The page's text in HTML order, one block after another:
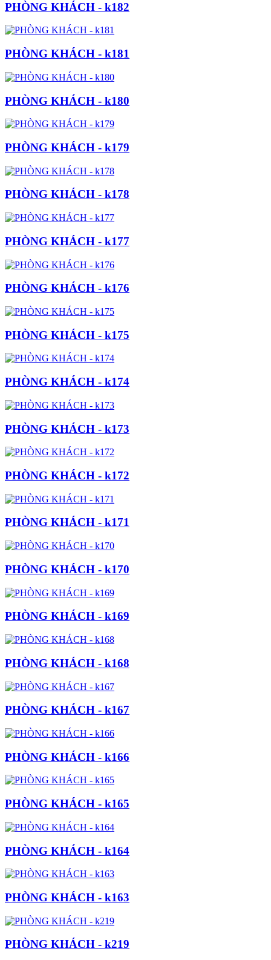
PHÒNG KHÁCH - k182
PHÒNG KHÁCH - k181
PHÒNG KHÁCH - k180
PHÒNG KHÁCH - k179
PHÒNG KHÁCH - k178
PHÒNG KHÁCH - k177
PHÒNG KHÁCH - k176
PHÒNG KHÁCH - k175
PHÒNG KHÁCH - k174
PHÒNG KHÁCH - k173
PHÒNG KHÁCH - k172
PHÒNG KHÁCH - k171
PHÒNG KHÁCH - k170
PHÒNG KHÁCH - k169
PHÒNG KHÁCH - k168
PHÒNG KHÁCH - k167
PHÒNG KHÁCH - k166
PHÒNG KHÁCH - k165
PHÒNG KHÁCH - k164
PHÒNG KHÁCH - k163
PHÒNG KHÁCH - k219